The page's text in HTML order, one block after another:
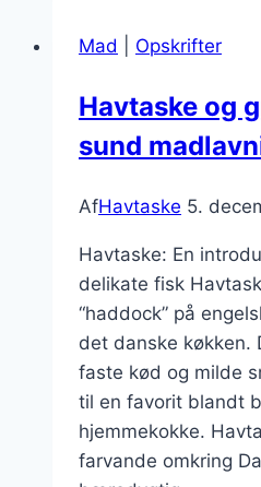
grillaften
Mad Opskrifter
Havtaske og
sund
AfHavtaske 5.
Havtaske: En
delikate fisk
“haddock” på
det danske køkken.
faste kød og milde
til en favorit blandt
hjemmekokke.
farvande omkring